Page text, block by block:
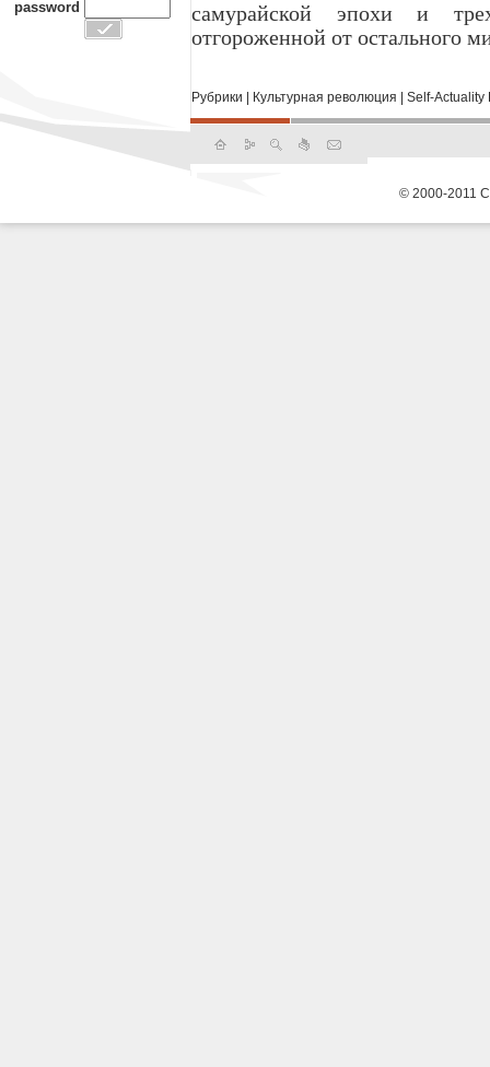
самурайской эпохи и
отгороженной от остального
Рубрики Культурная революция Self-Actuality
password
© 2000-2011